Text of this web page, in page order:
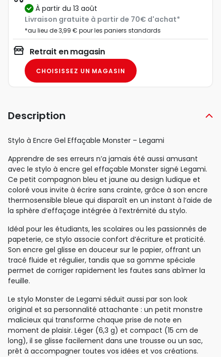
à partir du 13 août
Livraison gratuite à partir de 70€ d'achat*
*au lieu de 3,99 € pour les paniers standards
Retrait en magasin
CHOISISSEZ UN MAGASIN
Description
Stylo à Encre Gel Effaçable Monster – Legami
Apprendre de ses erreurs n’a jamais été aussi amusant
avec le stylo à encre gel effaçable Monster signé Legami.
Ce petit compagnon bleu et jaune au design ludique et
coloré vous invite à écrire sans crainte, grâce à son encre
thermosensible bleue qui disparaît en un instant à l’aide de
la sphère d’effaçage intégrée à l’extrémité du stylo.
Idéal pour les étudiants, les scolaires ou les passionnés de
papeterie, ce stylo associe confort d’écriture et praticité.
Son encre gel glisse en douceur sur le papier, offrant un
tracé fluide et régulier, tandis que sa gomme spéciale
permet de corriger rapidement les fautes sans abîmer la
feuille.
Le stylo Monster de Legami séduit aussi par son look
original et sa personnalité attachante : un petit monstre
malicieux qui transforme chaque prise de note en
moment de plaisir. Léger (6,3 g) et compact (15 cm de
long), il se glisse facilement dans une trousse ou un sac,
prêt à accompagner toutes vos idées et vos créations.